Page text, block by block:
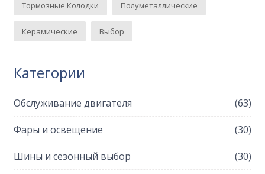
Тормозные Колодки Полуметаллические
Керамические Выбор
Категории
Обслуживание двигателя (63)
Фары и освещение (30)
Шины и сезонный выбор (30)